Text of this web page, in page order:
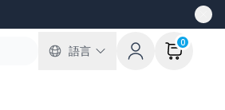
語言
0